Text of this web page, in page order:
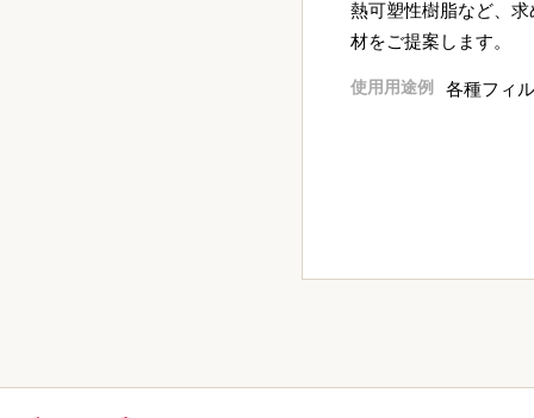
熱可塑性樹脂など、
材をご提案します。
使用用途例 各種フィ